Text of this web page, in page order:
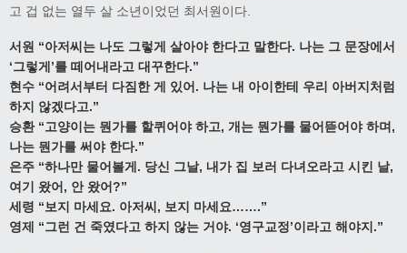
고 겁 없는 열두 살 소년이었던 최서원이다.
서원 “아저씨는 나도 그렇게 살아야 한다고 말한다. 나는 그 문장에서
‘그렇게’를 떼어내라고 대꾸한다.”
현수 “어려서부터 다짐한 게 있어. 나는 내 아이한테 우리 아버지처럼
하지 않겠다고.”
승환 “고양이는 뭔가를 할퀴어야 하고, 개는 뭔가를 물어뜯어야 하며,
나는 뭔가를 써야 한다.”
은주 “하나만 물어볼게. 당신 그날, 내가 집 보러 다녀오라고 시킨 날,
여기 왔어, 안 왔어?”
세령 “보지 마세요. 아저씨, 보지 마세요…….”
영제 “그런 건 죽였다고 하지 않는 거야. ‘영구교정’이라고 해야지.”